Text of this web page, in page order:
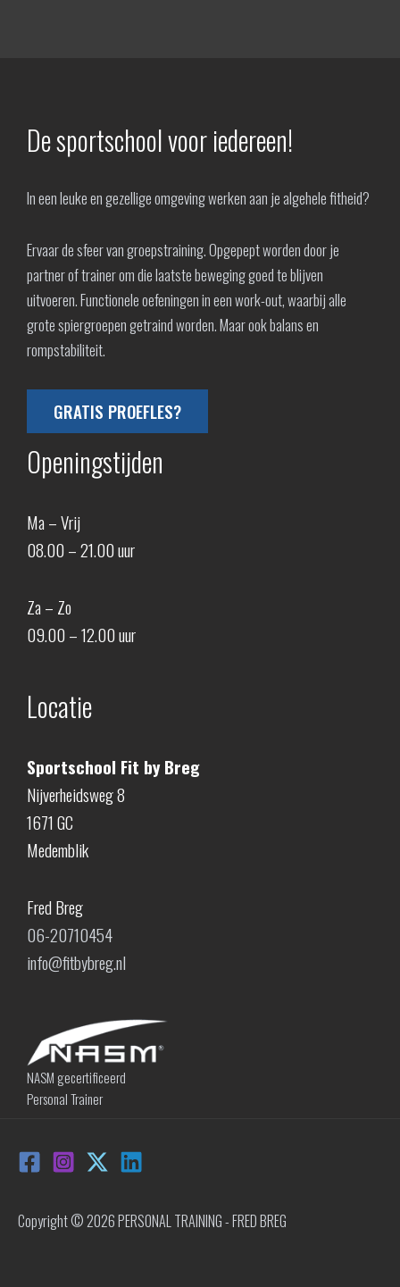
De sportschool voor iedereen!
In een leuke en gezellige omgeving werken aan je algehele fitheid?
Ervaar de sfeer van groepstraining. Opgepept worden door je
partner of trainer om die laatste beweging goed te blijven
uitvoeren. Functionele oefeningen in een work-out, waarbij alle
grote spiergroepen getraind worden. Maar ook balans en
rompstabiliteit.
GRATIS PROEFLES?
Openingstijden
Ma – Vrij
08.00 – 21.00 uur
Za – Zo
09.00 – 12.00 uur
Locatie
Sportschool Fit by Breg
Nijverheidsweg 8
1671 GC
Medemblik
Fred Breg
06-20710454
info@fitbybreg.nl
NASM gecertificeerd
Personal Trainer
Copyright © 2026 PERSONAL TRAINING - FRED BREG